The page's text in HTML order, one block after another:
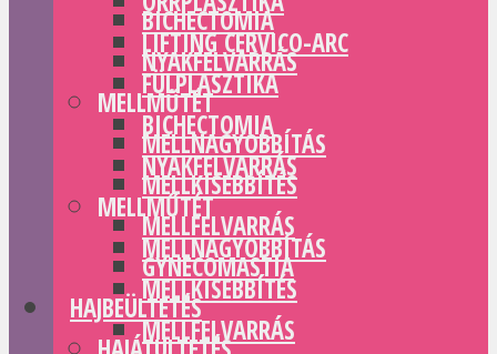
BICHECTOMIA
NYAKFELVARRÁS
MELLMŰTÉT
MELLNAGYOBBÍTÁS
MELLKISEBBÍTÉS
MELLFELVARRÁS
GYNECOMASTIA
HAJBEÜLTETÉS
LIFTING CERVICO-ARC
FÜLPLASZTIKA
BICHECTOMIA
NYAKFELVARRÁS
MELLMŰTÉT
MELLNAGYOBBÍTÁS
MELLKISEBBÍTÉS
MELLFELVARRÁS